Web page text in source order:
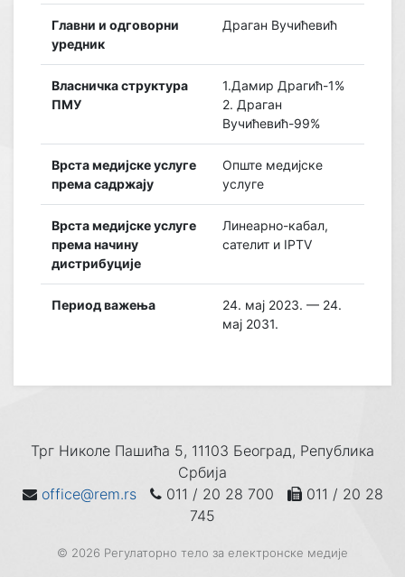
Главни и одговорни
уредник
Драган Вучићевић
Власничка структура
ПМУ
1.Дамир Драгић-1%
2. Драган
Вучићевић-99%
Врста медијске услуге
према садржају
Опште медијске
услуге
Врста медијске услуге
према начину
дистрибуције
Линеарно-кабал,
сателит и IPTV
Период важења
24. мај 2023. — 24.
мај 2031.
Трг Николе Пашића 5, 11103 Београд, Република
Србија
office@rem.rs
011 / 20 28 700
011 / 20 28
745
© 2026 Регулаторно тело за електронске медије